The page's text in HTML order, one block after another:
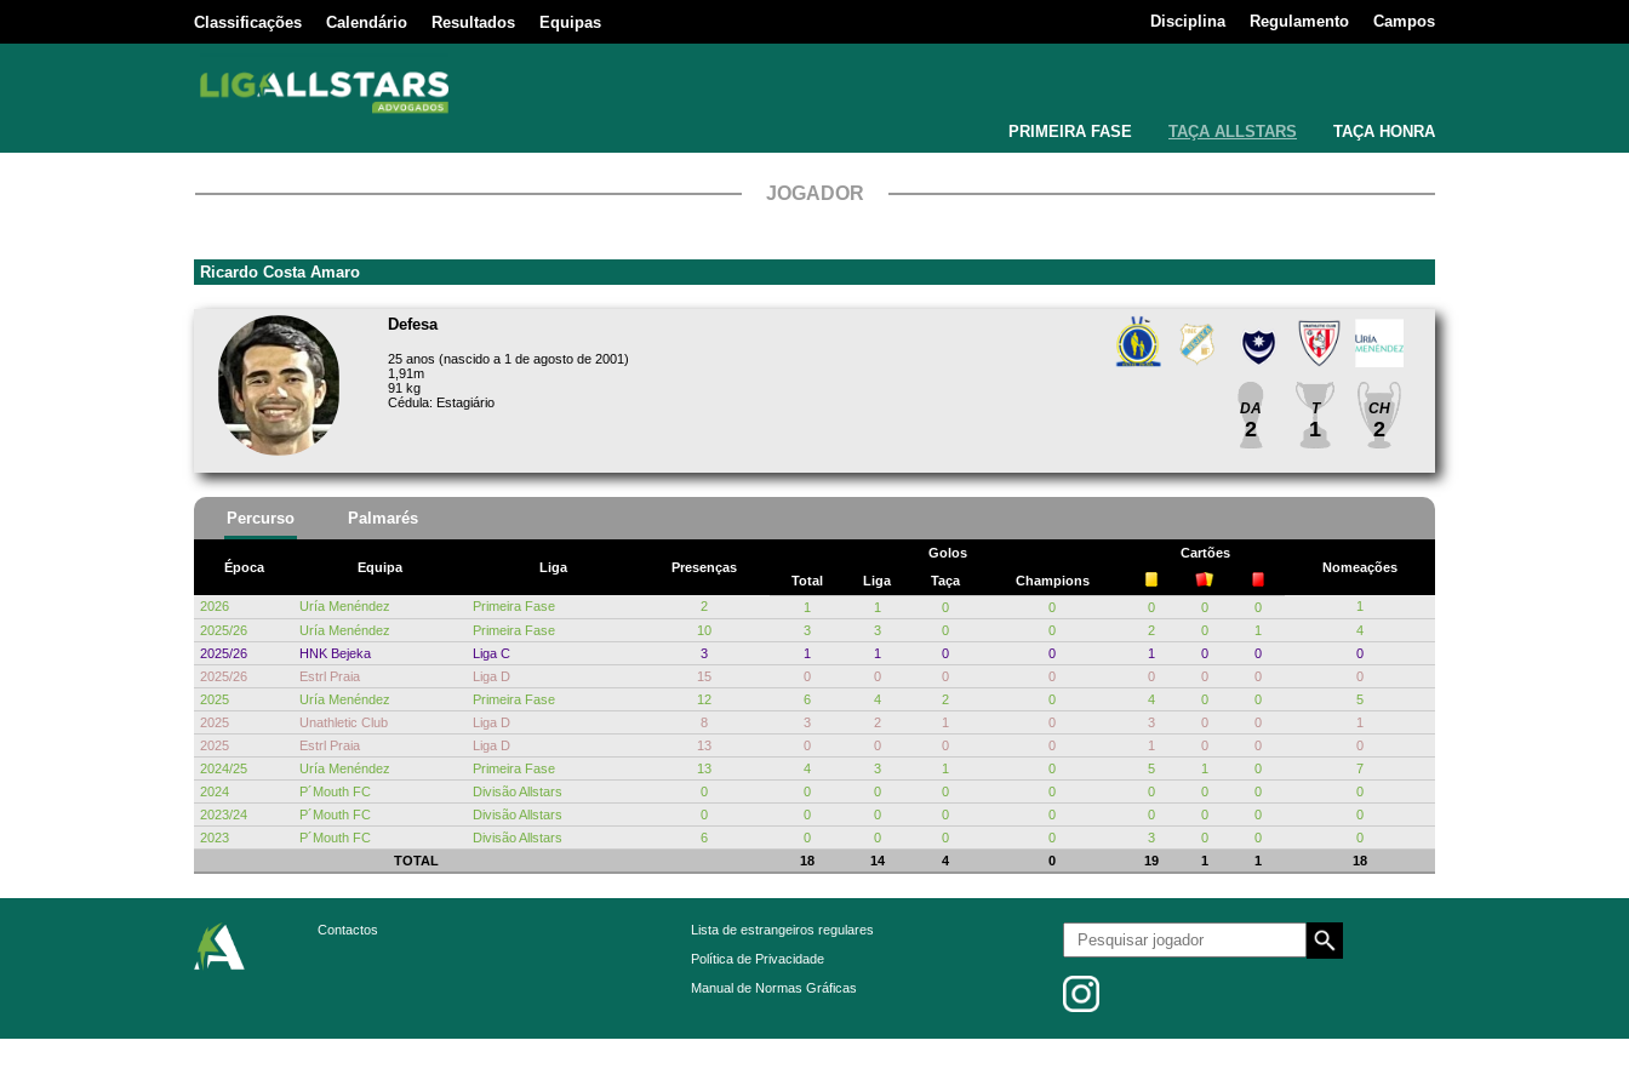
Classificações Calendário Resultados Equipas Disciplina Regulamento Campos
PRIMEIRA FASE TAÇA ALLSTARS TAÇA HONRA
JOGADOR
Ricardo Costa Amaro
Defesa
25 anos (nascido a 1 de agosto de 2001)
1,91m
91 kg
Cédula: Estagiário
DA
2
T
1
CH
2
Percurso Palmarés
Época Equipa Liga Presenças
Golos
Cartões
Nomeações
Total
Liga Taça
Champions
2026
Uría Menéndez Primeira Fase 2 1 1 0 0 0 0 0
1
2025/26
Uría Menéndez Primeira Fase 10 3 3 0 0 2 0 1
4
2025/26
HNK Bejeka Liga C 3 1 1 0 0 1 0 0
0
2025/26
Estrl Praia Liga D 15 0 0 0 0 0 0 0
0
2025
Uría Menéndez Primeira Fase 12 6 4 2 0 4 0 0
5
2025
Unathletic Club Liga D 8 3 2 1 0 3 0 0
1
2025
Estrl Praia Liga D 13 0 0 0 0 1 0 0
0
2024/25
Uría Menéndez Primeira Fase 13 4 3 1 0 5 1 0
7
2024
P´Mouth FC Divisão Allstars 0 0 0 0 0 0 0 0
0
2023/24
P´Mouth FC Divisão Allstars 0 0 0 0 0 0 0 0
0
2023
P´Mouth FC Divisão Allstars 6 0 0 0 0 3 0 0
0
TOTAL
18 14 4 0 19 1 1 18
Contactos
Lista de estrangeiros regulares
Política de Privacidade
Manual de Normas Gráficas